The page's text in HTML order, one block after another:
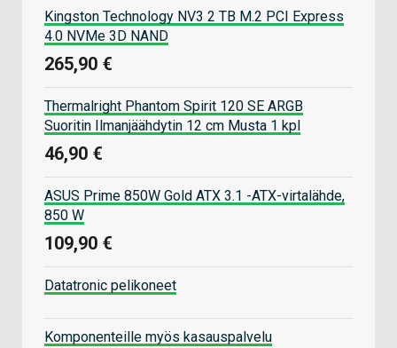
Kingston Technology NV3 2 TB M.2 PCI Express
4.0 NVMe 3D NAND
265,90 €
Thermalright Phantom Spirit 120 SE ARGB
Suoritin Ilmanjäähdytin 12 cm Musta 1 kpl
46,90 €
ASUS Prime 850W Gold ATX 3.1 -ATX-virtalähde,
850 W
109,90 €
Datatronic pelikoneet
Komponenteille myös kasauspalvelu